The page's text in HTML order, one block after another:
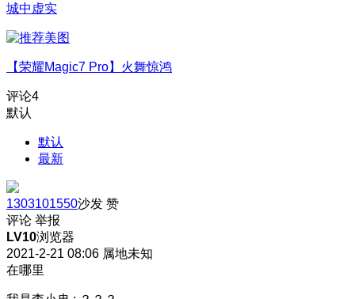
城中虚实
【荣耀Magic7 Pro】火舞惊鸿
评论4
默认
默认
最新
1303101550沙发 赞
评论 举报
LV10浏览器
2021-2-21 08:06 属地未知
在哪里